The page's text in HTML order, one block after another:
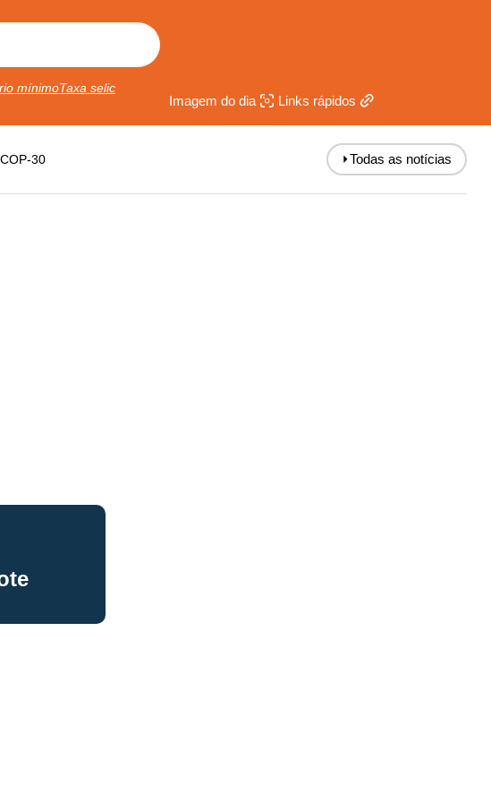
mínimoTaxa selic
Imagem do dia Links rápidos
COP-30 ⏵Todas as notícias